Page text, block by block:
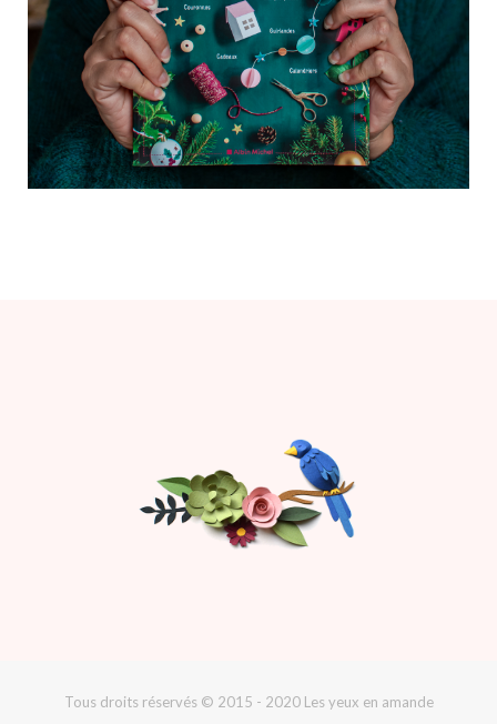
Tous droits réservés © 2015 - 2020 Les yeux en amande